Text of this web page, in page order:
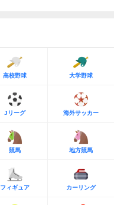
高校野球 大学野球
Jリーグ 海外サッカー
競馬 地方競馬
フィギュア カーリング